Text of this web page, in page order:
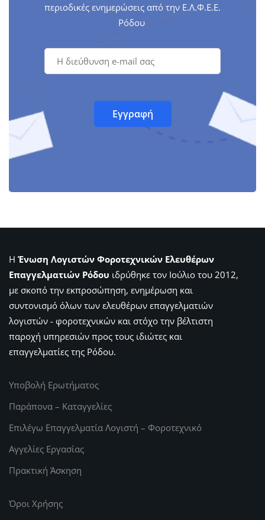
περιοδικές ενημερώσεις από την Ε.Λ.Φ.Ε.Ε.
Ρόδου
Η Ένωση Λογιστών Φοροτεχνικών Ελευθέρων
Επαγγελματιών Ρόδου ιδρύθηκε τον Ιούλιο του 2012,
με σκοπό την εκπροσώπηση, ενημέρωση και
συντονισμό όλων των ελευθέρων επαγγελματιών
λογιστών - φοροτεχνικών και στόχο την βέλτιστη
παροχή υπηρεσιών προς τους ιδιώτες και
επαγγελματίες της Ρόδου.
Υποβολή Ερωτήματος
Παράπονα – Καταγγελίες
Επιλέγω Επαγγελματία Λογιστή – Φοροτεχνικό
Αγγελίες Εργασίας
Πρακτική Άσκηση
Όροι Χρήσης